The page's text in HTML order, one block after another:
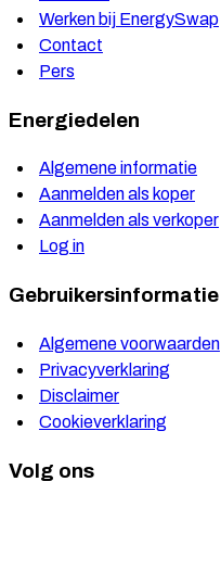
Werken bij EnergySwap
Contact
Pers
Energiedelen
Algemene informatie
Aanmelden als koper
Aanmelden als verkoper
Log in
Gebruikersinformatie
Algemene voorwaarden
Privacyverklaring
Disclaimer
Cookieverklaring
Volg ons